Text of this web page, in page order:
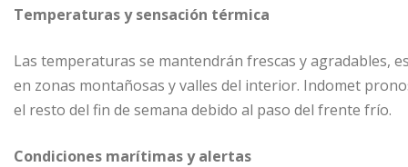
Temperaturas y sensación térmica
Las temperaturas se mantendrán frescas y agradables,
en zonas montañosas y valles del interior. Indomet
el resto del fin de semana debido al paso del frente frío.
Condiciones marítimas y alertas